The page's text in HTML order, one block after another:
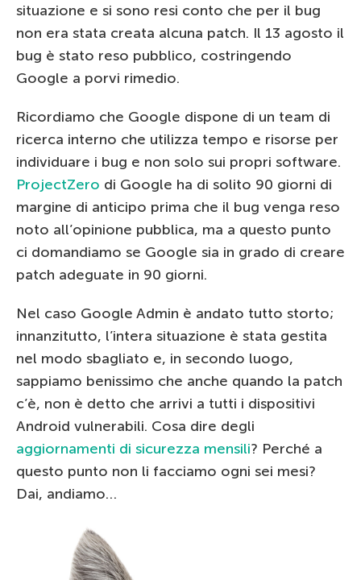
situazione e si sono resi conto che per il bug
non era stata creata alcuna patch. Il 13 agosto il
bug è stato reso pubblico, costringendo
Google a porvi rimedio.
Ricordiamo che Google dispone di un team di
ricerca interno che utilizza tempo e risorse per
individuare i bug e non solo sui propri software.
ProjectZero di Google ha di solito 90 giorni di
margine di anticipo prima che il bug venga reso
noto all’opinione pubblica, ma a questo punto
ci domandiamo se Google sia in grado di creare
patch adeguate in 90 giorni.
Nel caso Google Admin è andato tutto storto;
innanzitutto, l’intera situazione è stata gestita
nel modo sbagliato e, in secondo luogo,
sappiamo benissimo che anche quando la patch
c’è, non è detto che arrivi a tutti i dispositivi
Android vulnerabili. Cosa dire degli
aggiornamenti di sicurezza mensili? Perché a
questo punto non li facciamo ogni sei mesi?
Dai, andiamo…